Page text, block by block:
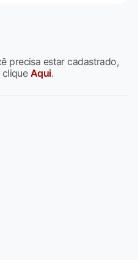
precisa estar cadastrado,
clique Aqui.